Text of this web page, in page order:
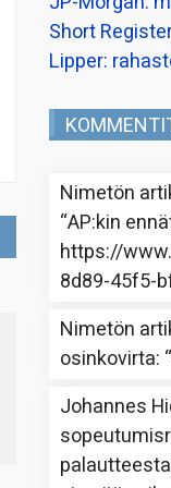
Short
Lipper:
Nimetön
“AP:kin
https://
8d89-45f5-
Nimetön
osinkovirta: “
Johannes